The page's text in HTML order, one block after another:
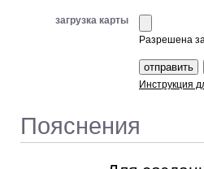
загрузка карты
Разрешена
Инструкция
Пояснения